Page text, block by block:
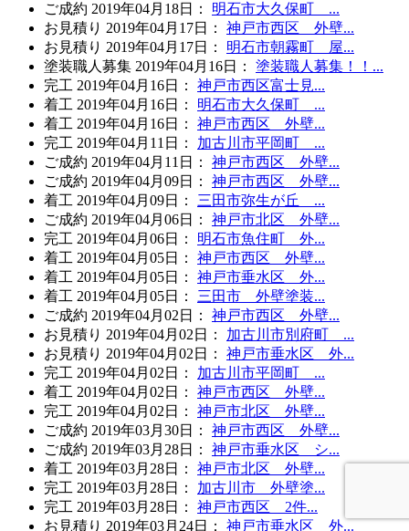
ご成約 2019年04月18日 ：
明石市大久保町 ...
お見積り 2019年04月17日 ：
神戸市西区 外壁...
お見積り 2019年04月17日 ：
明石市朝霧町 屋...
塗装職人募集 2019年04月16日 ：
塗装職人募集！！...
完工 2019年04月16日 ：
神戸市西区富士見...
着工 2019年04月16日 ：
明石市大久保町 ...
着工 2019年04月16日 ：
神戸市西区 外壁...
完工 2019年04月11日 ：
加古川市平岡町 ...
ご成約 2019年04月11日 ：
神戸市西区 外壁...
ご成約 2019年04月09日 ：
神戸市西区 外壁...
着工 2019年04月09日 ：
三田市弥生が丘 ...
ご成約 2019年04月06日 ：
神戸市北区 外壁...
完工 2019年04月06日 ：
明石市魚住町 外...
着工 2019年04月05日 ：
神戸市西区 外壁...
着工 2019年04月05日 ：
神戸市垂水区 外...
着工 2019年04月05日 ：
三田市 外壁塗装...
ご成約 2019年04月02日 ：
神戸市西区 外壁...
お見積り 2019年04月02日 ：
加古川市別府町 ...
お見積り 2019年04月02日 ：
神戸市垂水区 外...
完工 2019年04月02日 ：
加古川市平岡町 ...
着工 2019年04月02日 ：
神戸市西区 外壁...
完工 2019年04月02日 ：
神戸市北区 外壁...
ご成約 2019年03月30日 ：
神戸市西区 外壁...
ご成約 2019年03月28日 ：
神戸市垂水区 シ...
着工 2019年03月28日 ：
神戸市北区 外壁...
完工 2019年03月28日 ：
加古川市 外壁塗...
完工 2019年03月28日 ：
神戸市西区 2件...
お見積り 2019年03月24日 ： 神戸市垂水区 外...